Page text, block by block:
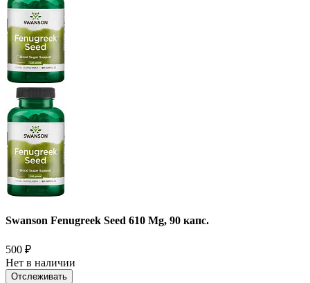
Swanson Fenugreek Seed 610 Mg, 90 капс.
500 ₽
Нет в наличии
Отслеживать